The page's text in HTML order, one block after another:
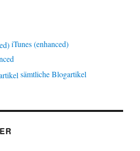
iTunes (enhanced)
sämtliche Blogartikel